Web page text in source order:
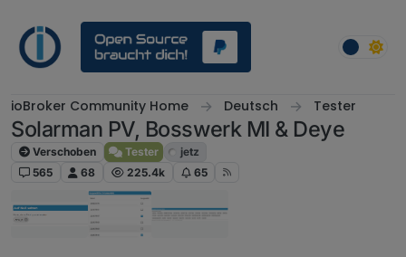
ioBroker Community Home Deutsch Tester
Solarman PV, Bosswerk MI & Deye
Verschoben Tester
jetz
565
68 225.4k 65